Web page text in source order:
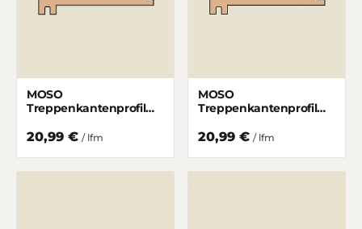
MOSO
Treppenkantenprofil
Gedämpft matt lackiert
20,99 € / lfm
MOSO
Treppenkantenprofil
Gedämpft matt lackiert
20,99 € / lfm